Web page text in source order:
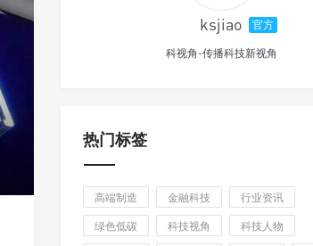
ksjiao 官方
科视角-传播科技新视角
热门标签
高端制造 金融科技 行业资讯
绿色低碳 科技视角 科技人物